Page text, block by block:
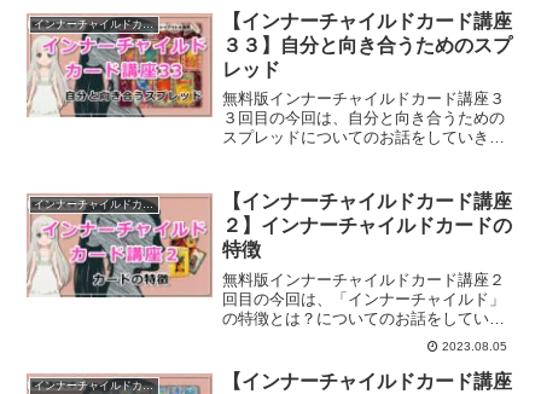
インナーチャイルドカード講座
【インナーチャイルドカード講座
３３】自分と向き合うためのスプ
レッド
無料版インナーチャイルドカード講座３
３回目の今回は、自分と向き合うための
スプレッドについてのお話をしていきま
インナーチャイルドカード講座
【インナーチャイルドカード講座
２】インナーチャイルドカードの
特徴
無料版インナーチャイルドカード講座２
回目の今回は、「インナーチャイルド」
の特徴とは？についてのお話をしていき
2023.08.05
インナーチャイルドカード講座
【インナーチャイルドカード講座